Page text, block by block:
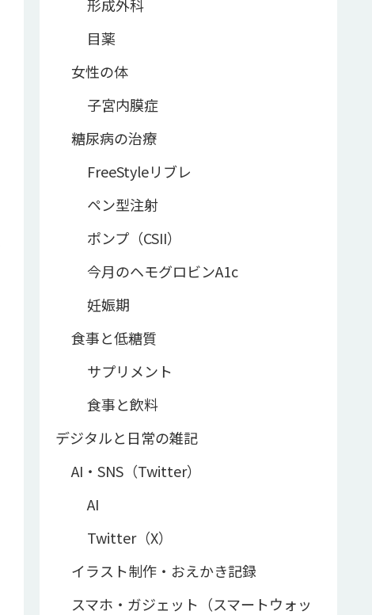
形成外科
目薬
女性の体
子宮内膜症
糖尿病の治療
FreeStyleリブレ
ペン型注射
ポンプ（CSII）
今月のヘモグロビンA1c
妊娠期
食事と低糖質
サプリメント
食事と飲料
デジタルと日常の雑記
AI・SNS（Twitter）
AI
Twitter（X）
イラスト制作・おえかき記録
スマホ・ガジェット（スマートウォッ